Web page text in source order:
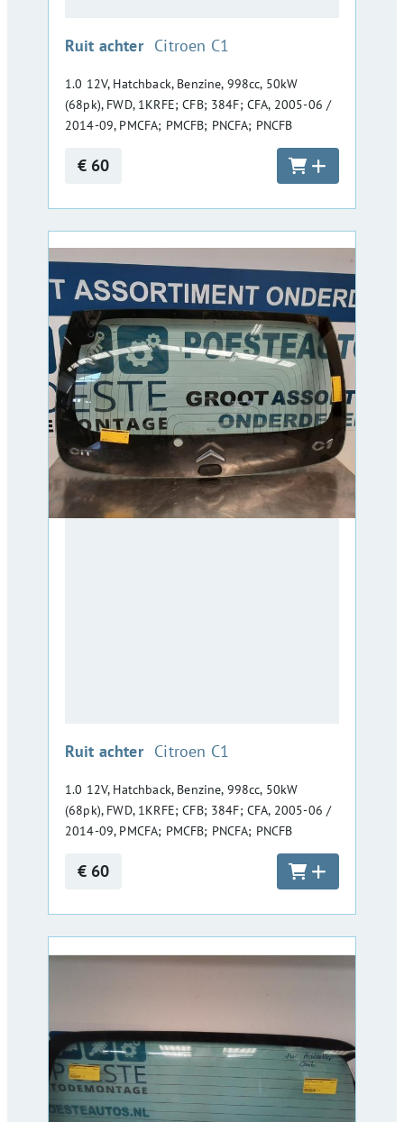
Ruit achter :Citroen C1
1.0 12V, Hatchback, Benzine, 998cc, 50kW
(68pk), FWD, 1KRFE; CFB; 384F; CFA, 2005-06 /
2014-09, PMCFA; PMCFB; PNCFA; PNCFB
€ 60
Ruit achter :Citroen C1
1.0 12V, Hatchback, Benzine, 998cc, 50kW
(68pk), FWD, 1KRFE; CFB; 384F; CFA, 2005-06 /
2014-09, PMCFA; PMCFB; PNCFA; PNCFB
€ 60